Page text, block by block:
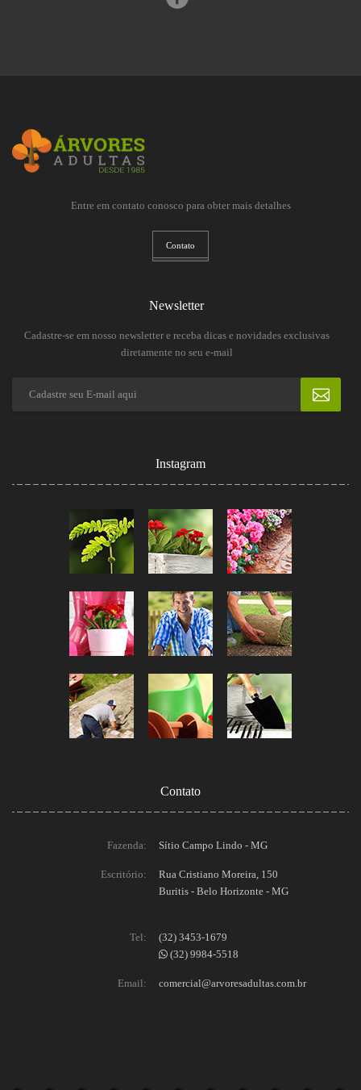
Entre em contato conosco para obter mais detalhes
Contato
Newsletter
Cadastre-se em nosso newsletter e receba dicas e novidades exclusivas
diretamente no seu e-mail
Instagram
Contato
Fazenda: Sítio Campo Lindo - MG
Escritório:
Rua Cristiano Moreira, 150
Buritis - Belo Horizonte - MG
Tel:
(32) 3453-1679
(32) 9984-5518
Email: comercial@arvoresadultas.com.br